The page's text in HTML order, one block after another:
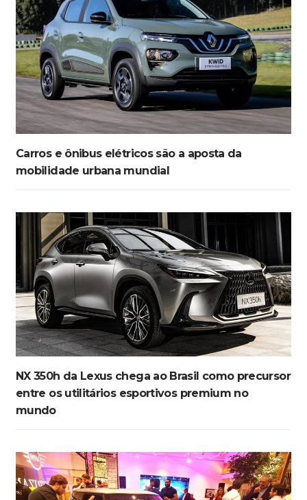
Carros e ônibus elétricos são a aposta da
mobilidade urbana mundial
NX 350h da Lexus chega ao Brasil como precursor
entre os utilitários esportivos premium no
mundo